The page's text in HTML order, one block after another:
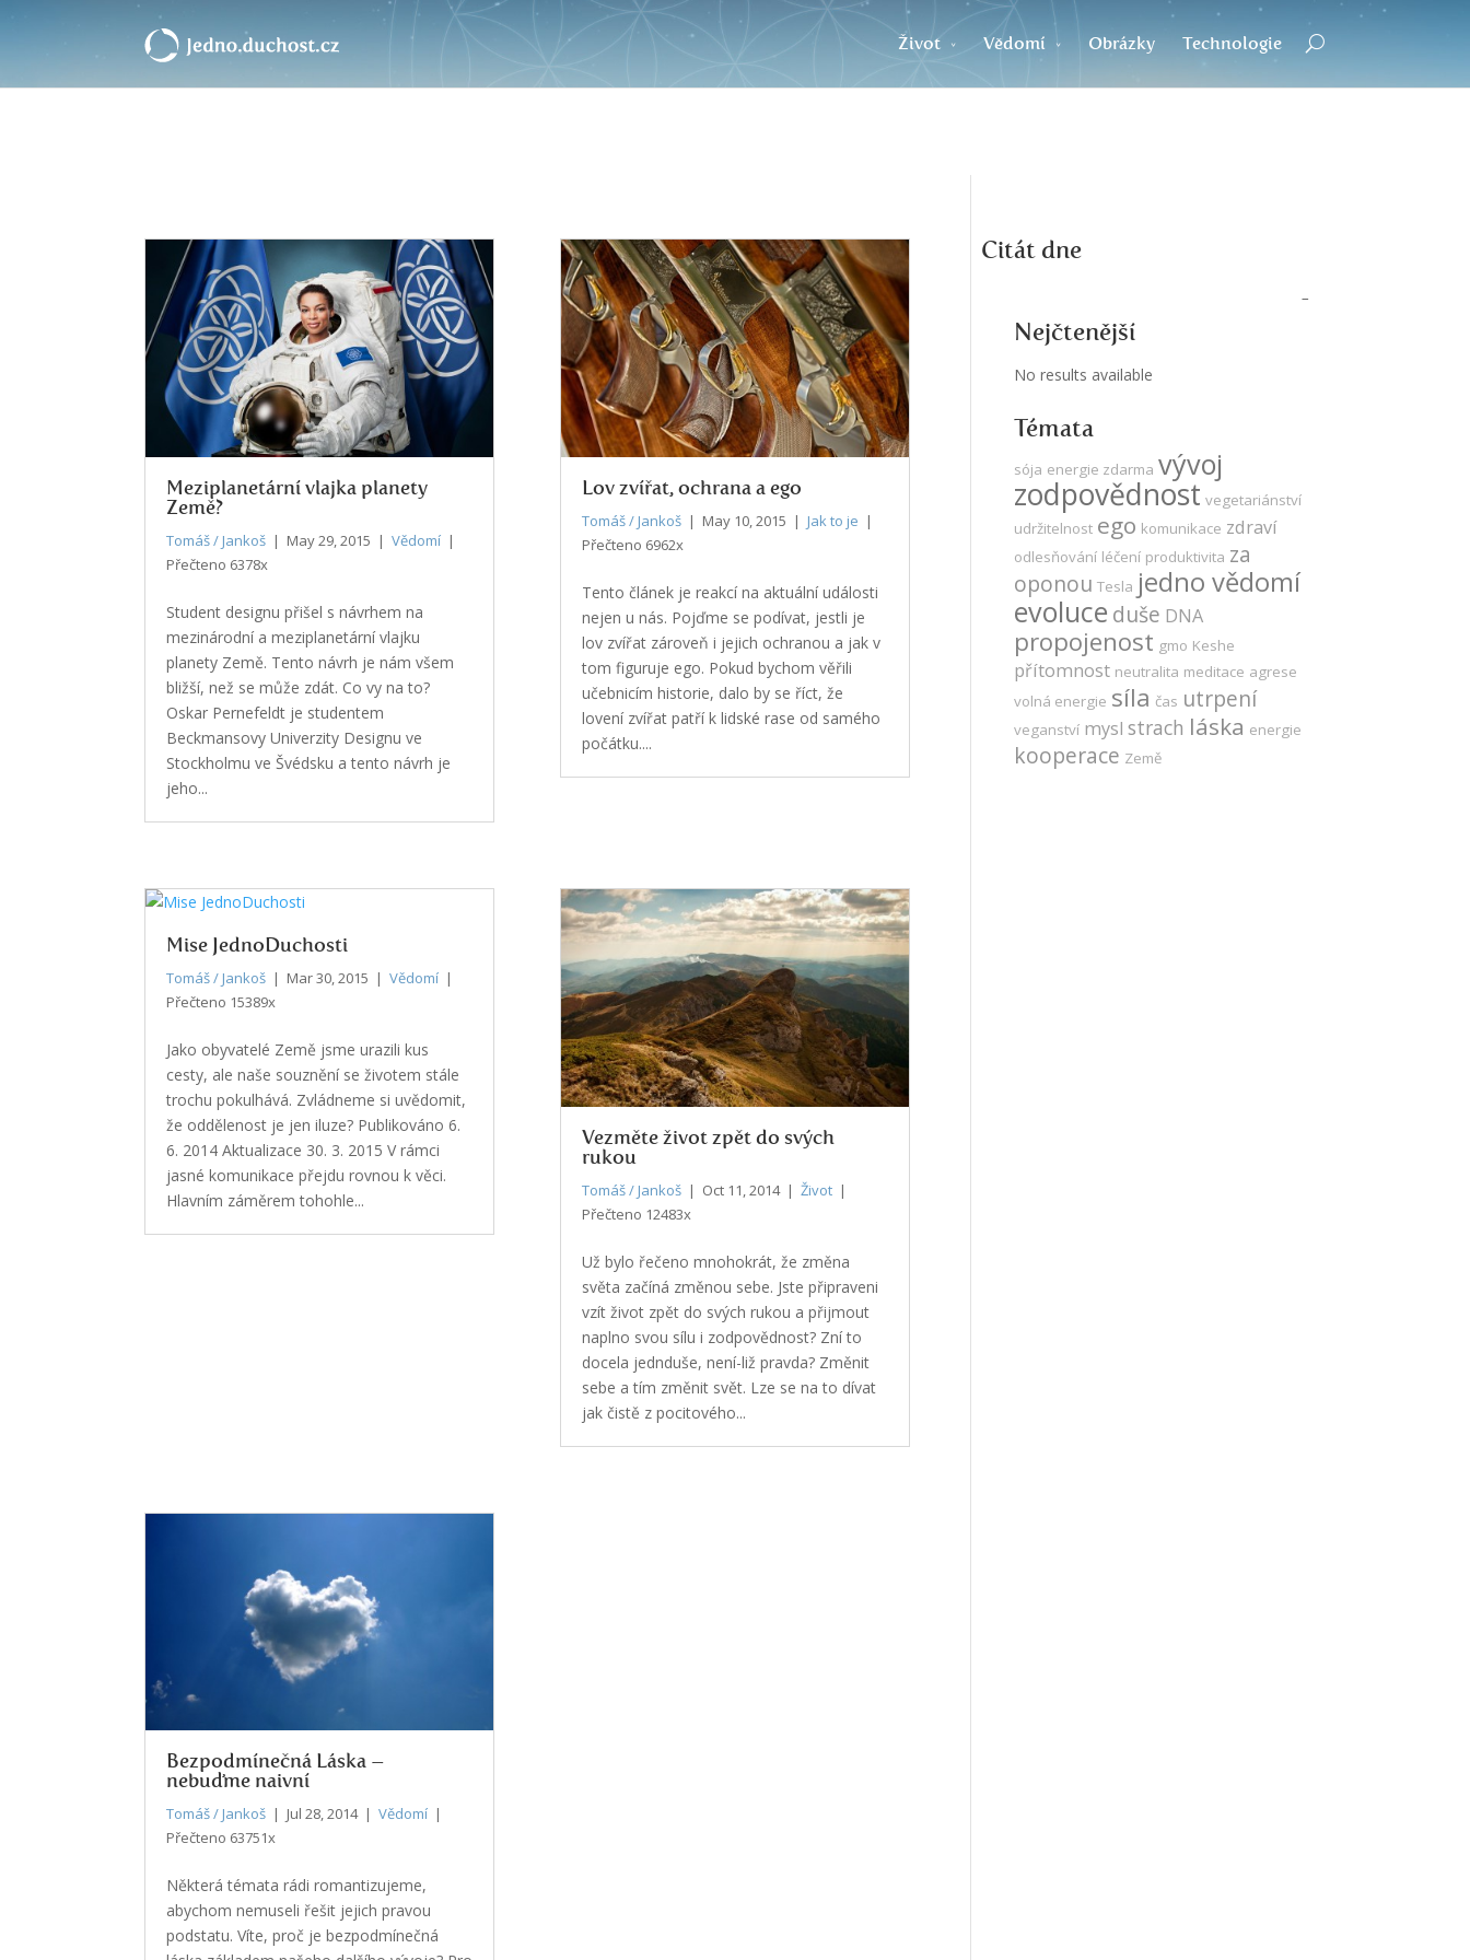
Život Vědomí Obrázky Technologie
Meziplanetární vlajka planety
Země?
Tomáš / Jankoš | May 29, 2015 | Vědomí |
Přečteno 6378x
Student designu přišel s návrhem na
mezinárodní a meziplanetární vlajku
planety Země. Tento návrh je nám všem
bližší, než se může zdát. Co vy na to?
Oskar Pernefeldt je studentem
Beckmansovy Univerzity Designu ve
Stockholmu ve Švédsku a tento návrh je
jeho...
Lov zvířat, ochrana a ego
Tomáš / Jankoš | May 10, 2015 | Jak to je |
Přečteno 6962x
Tento článek je reakcí na aktuální události
nejen u nás. Pojďme se podívat, jestli je
lov zvířat zároveň i jejich ochranou a jak v
tom figuruje ego. Pokud bychom věřili
učebnicím historie, dalo by se říct, že
lovení zvířat patří k lidské rase od samého
počátku....
Mise JednoDuchosti
Tomáš / Jankoš | Mar 30, 2015 | Vědomí |
Přečteno 15389x
Jako obyvatelé Země jsme urazili kus
cesty, ale naše souznění se životem stále
trochu pokulhává. Zvládneme si uvědomit,
že oddělenost je jen iluze? Publikováno 6.
6. 2014 Aktualizace 30. 3. 2015 V rámci
jasné komunikace přejdu rovnou k věci.
Hlavním záměrem tohohle...
Vezměte život zpět do svých
rukou
Tomáš / Jankoš | Oct 11, 2014 | Život |
Přečteno 12483x
Už bylo řečeno mnohokrát, že změna
světa začíná změnou sebe. Jste připraveni
vzít život zpět do svých rukou a přijmout
naplno svou sílu i zodpovědnost? Zní to
docela jednduše, není-liž pravda? Změnit
sebe a tím změnit svět. Lze se na to dívat
jak čistě z pocitového...
Bezpodmínečná Láska –
nebuďme naivní
Tomáš / Jankoš | Jul 28, 2014 | Vědomí |
Přečteno 63751x
Některá témata rádi romantizujeme,
abychom nemuseli řešit jejich pravou
podstatu. Víte, proč je bezpodmínečná
Citát dne
Nejčtenější
No results available
Témata
sója energie zdarma vývoj
zodpovědnost vegetariánství
udržitelnost ego komunikace zdraví
odlesňování léčení produktivita za
oponou Tesla jedno vědomí
evoluce duše DNA
propojenost gmo Keshe
přítomnost neutralita meditace agrese
volná energie síla čas utrpení
veganství mysl strach láska energie
kooperace Země